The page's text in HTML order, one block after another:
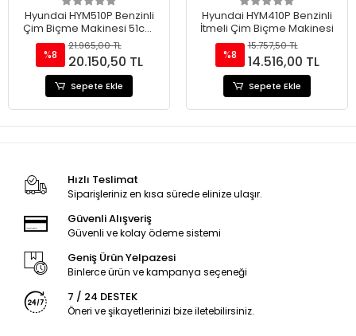
Hyundai HYM510P Benzinli
Çim Biçme Makinesi 51cm
196cc İtmeli
%8
21.965,00 TL
20.150,50 TL
Sepete Ekle
Hyundai HYM410P Benzinli
İtmeli Çim Biçme Makinesi
%8
15.757,50 TL
14.516,00 TL
Sepete Ekle
Hızlı Teslimat
Siparişleriniz en kısa sürede elinize ulaşır.
Güvenli Alışveriş
Güvenli ve kolay ödeme sistemi
Geniş Ürün Yelpazesi
Binlerce ürün ve kampanya seçeneği
7 / 24 DESTEK
Öneri ve şikayetlerinizi bize iletebilirsiniz.